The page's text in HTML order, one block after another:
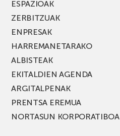
ESPAZIOAK
ZERBITZUAK
ENPRESAK
HARREMANETARAKO
ALBISTEAK
EKITALDIEN AGENDA
ARGITALPENAK
PRENTSA EREMUA
NORTASUN KORPORATIBOA